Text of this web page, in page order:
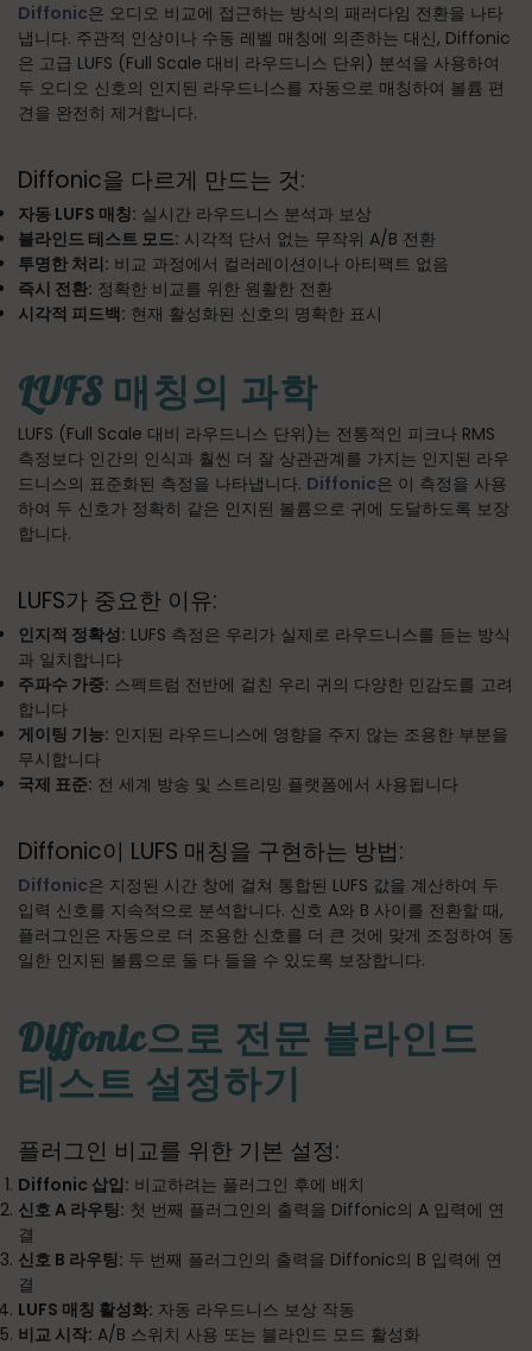
Diffonic은 오디오 비교에 접근하는 방식의 패러다임 전환을 나타
냅니다. 주관적 인상이나 수동 레벨 매칭에 의존하는 대신, Diffonic
은 고급 LUFS (Full Scale 대비 라우드니스 단위) 분석을 사용하여
두 오디오 신호의 인지된 라우드니스를 자동으로 매칭하여 볼륨 편
견을 완전히 제거합니다.
Diffonic을 다르게 만드는 것:
자동 LUFS 매칭: 실시간 라우드니스 분석과 보상
블라인드 테스트 모드: 시각적 단서 없는 무작위 A/B 전환
투명한 처리: 비교 과정에서 컬러레이션이나 아티팩트 없음
즉시 전환: 정확한 비교를 위한 원활한 전환
시각적 피드백: 현재 활성화된 신호의 명확한 표시
LUFS 매칭의 과학
LUFS (Full Scale 대비 라우드니스 단위)는 전통적인 피크나 RMS
측정보다 인간의 인식과 훨씬 더 잘 상관관계를 가지는 인지된 라우
드니스의 표준화된 측정을 나타냅니다. Diffonic은 이 측정을 사용
하여 두 신호가 정확히 같은 인지된 볼륨으로 귀에 도달하도록 보장
합니다.
LUFS가 중요한 이유:
인지적 정확성: LUFS 측정은 우리가 실제로 라우드니스를 듣는 방식
과 일치합니다
주파수 가중: 스펙트럼 전반에 걸친 우리 귀의 다양한 민감도를 고려
합니다
게이팅 기능: 인지된 라우드니스에 영향을 주지 않는 조용한 부분을
무시합니다
국제 표준: 전 세계 방송 및 스트리밍 플랫폼에서 사용됩니다
Diffonic이 LUFS 매칭을 구현하는 방법:
Diffonic은 지정된 시간 창에 걸쳐 통합된 LUFS 값을 계산하여 두
입력 신호를 지속적으로 분석합니다. 신호 A와 B 사이를 전환할 때,
플러그인은 자동으로 더 조용한 신호를 더 큰 것에 맞게 조정하여 동
일한 인지된 볼륨으로 둘 다 들을 수 있도록 보장합니다.
Diffonic으로 전문 블라인드
테스트 설정하기
플러그인 비교를 위한 기본 설정:
Diffonic 삽입: 비교하려는 플러그인 후에 배치
신호 A 라우팅: 첫 번째 플러그인의 출력을 Diffonic의 A 입력에 연
결
신호 B 라우팅: 두 번째 플러그인의 출력을 Diffonic의 B 입력에 연
결
LUFS 매칭 활성화: 자동 라우드니스 보상 작동
비교 시작: A/B 스위치 사용 또는 블라인드 모드 활성화